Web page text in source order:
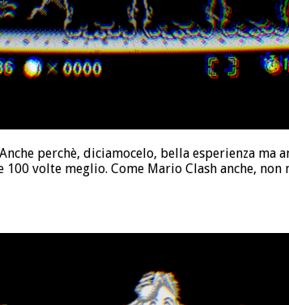
perchè, diciamocelo, bella esperienza ma
volte meglio. Come Mario Clash anche,